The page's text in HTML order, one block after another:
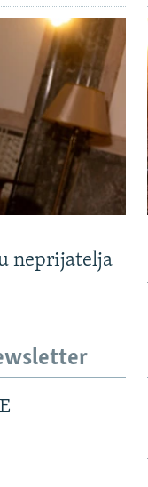
neprijatelja